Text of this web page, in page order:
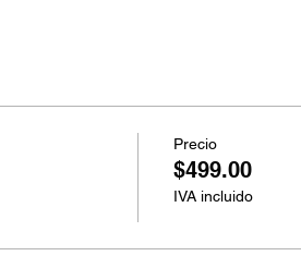
Precio
$499.00
IVA incluido